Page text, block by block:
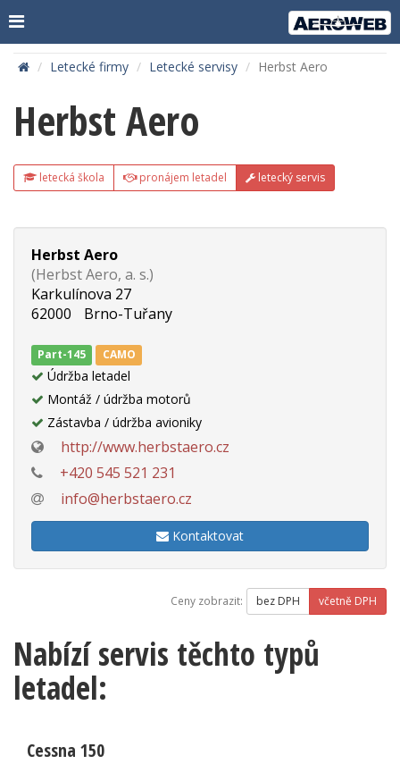
Letecké firmy Letecké servisy Herbst Aero
Herbst Aero
letecká škola pronájem letadel letecký servis
Herbst Aero
(Herbst Aero, a. s.)
Karkulínova 27
62000
Brno-Tuřany
Part-145 CAMO
Údržba letadel
Montáž / údržba motorů
Zástavba / údržba avioniky
http://www.herbstaero.cz
+420 545 521 231
info@herbstaero.cz
Kontaktovat
Ceny zobrazit: bez DPH včetně DPH
Nabízí servis těchto typů
letadel:
Cessna 150